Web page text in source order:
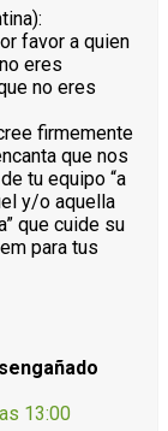
favor a quien
eres
no eres
firmemente
que nos
tu equipo “a
y/o aquella
que cuide su
para tus
13:00